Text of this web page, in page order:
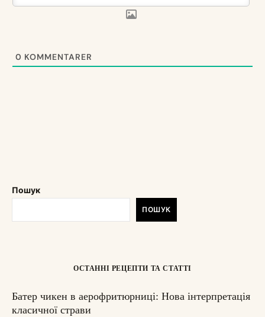
0 KOMMENTARER
Пошук
ПОШУК
ОСТАННІ РЕЦЕПТИ ТА СТАТТІ
Батер чикен в аерофритюрниці: Нова інтерпретація
класичної страви